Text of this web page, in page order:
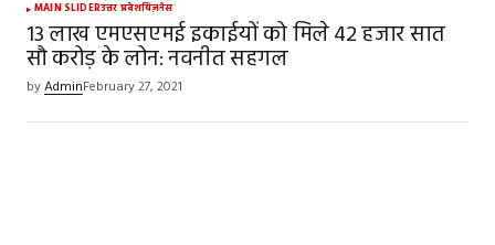
MAIN SLIDERउत्तर प्रदेशबिज़नेस
13 लाख एमएसएमई इकाईयों को मिले 42 हजार सात
सौ करोड़ के लोन: नवनीत सहगल
byAdminFebruary 27, 2021